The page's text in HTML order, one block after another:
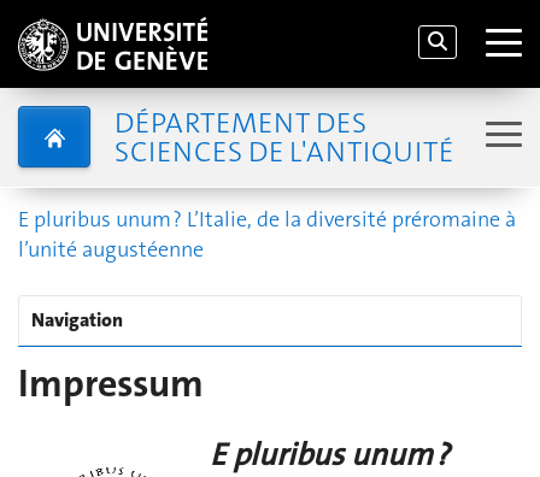
DÉPARTEMENT DES
SCIENCES DE L'ANTIQUITÉ
E pluribus unum ? L’Italie, de la diversité préromaine à
l’unité augustéenne
Navigation
Impressum
E pluribus unum ?